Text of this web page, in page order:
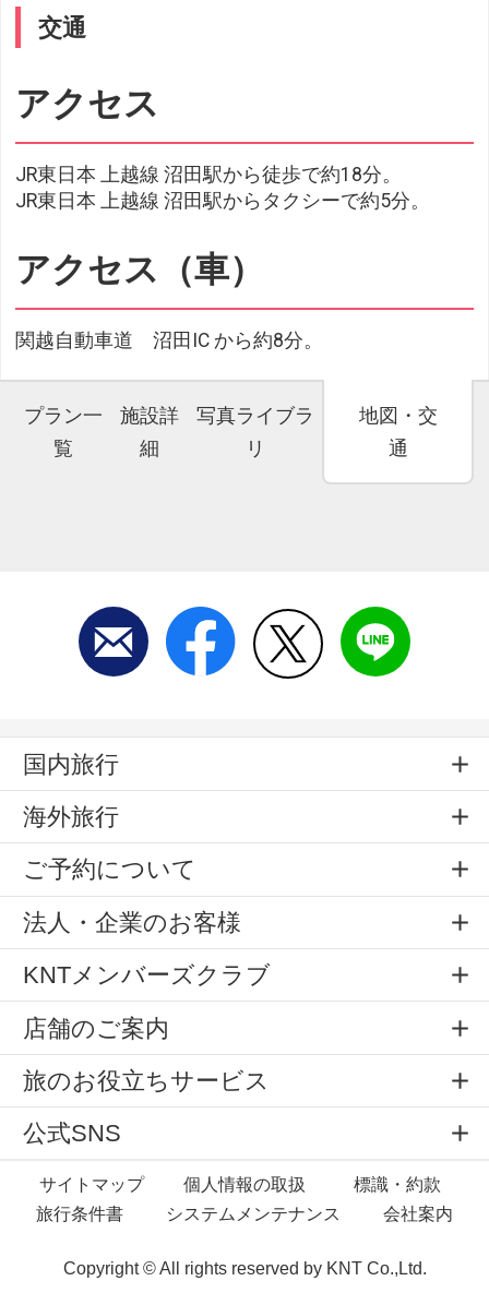
交通
アクセス
JR東日本 上越線 沼田駅から徒歩で約18分。
JR東日本 上越線 沼田駅からタクシーで約5分。
アクセス（車）
関越自動車道 沼田IC から約8分。
プラン一
覧
施設詳
細
写真ライブラ
リ
地図・交
通
国内旅行
海外旅行
ご予約について
法人・企業のお客様
KNTメンバーズクラブ
店舗のご案内
旅のお役立ちサービス
公式SNS
サイトマップ 個人情報の取扱
標識・約款
旅行条件書
システムメンテナンス 会社案内
Copyright © All rights reserved by KNT Co.,Ltd.